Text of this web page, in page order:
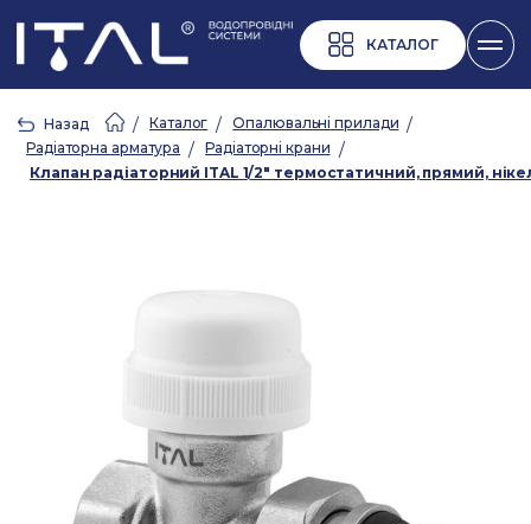
КАТАЛОГ
Назад / Каталог / Опалювальні прилади /
Радіаторна арматура / Радіаторні крани /
Клапан радіаторний ITAL 1/2" термостатичний, прямий,